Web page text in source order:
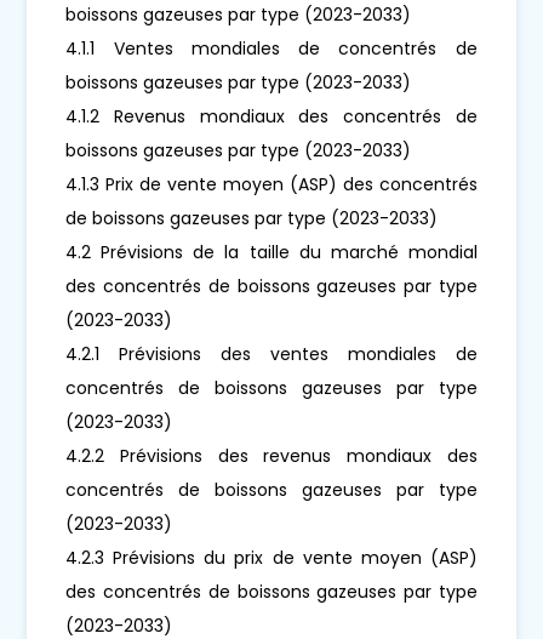
boissons gazeuses par type (2023-2033)
4.1.1 Ventes mondiales de concentrés de
boissons gazeuses par type (2023-2033)
4.1.2 Revenus mondiaux des concentrés de
boissons gazeuses par type (2023-2033)
4.1.3 Prix de vente moyen (ASP) des concentrés
de boissons gazeuses par type (2023-2033)
4.2 Prévisions de la taille du marché mondial
des concentrés de boissons gazeuses par type
(2023-2033)
4.2.1 Prévisions des ventes mondiales de
concentrés de boissons gazeuses par type
(2023-2033)
4.2.2 Prévisions des revenus mondiaux des
concentrés de boissons gazeuses par type
(2023-2033)
4.2.3 Prévisions du prix de vente moyen (ASP)
des concentrés de boissons gazeuses par type
(2023-2033)